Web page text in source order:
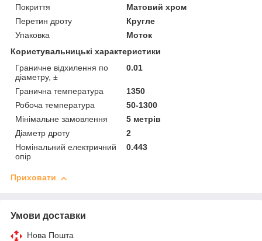
Покриття
Матовий хром
Перетин дроту
Кругле
Упаковка
Моток
Користувальницькі характеристики
Граничне відхилення по
діаметру, ±
0.01
Гранична температура
1350
Робоча температура
50-1300
Мінімальне замовлення
5 метрів
Діаметр дроту
2
Номінальний електричний
опір
0.443
Приховати
Умови доставки
Нова Пошта